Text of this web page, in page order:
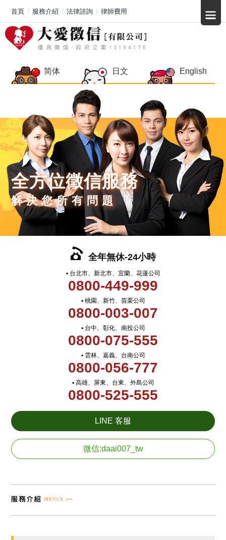
简体 日文 English
全方位徵信服務
解決您所有問題
全年無休-24小時
▪ 台北市、新北市、宜蘭、花蓮公司
0800-449-999
▪ 桃園、新竹、苗栗公司
0800-003-007
▪ 台中、彰化、南投公司
0800-075-555
▪ 雲林、嘉義、台南公司
0800-056-777
▪ 高雄、屏東、台東、外島公司
0800-525-555
LINE 客服
微信:daai007_tw
首頁 服務介紹 法律諮詢 律師費用